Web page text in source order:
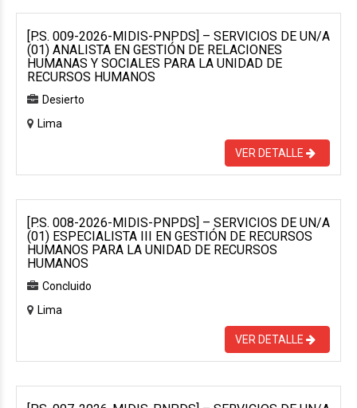
[P.S. 009-2026-MIDIS-PNPDS] – SERVICIOS DE UN/A
(01) ANALISTA EN GESTIÓN DE RELACIONES
HUMANAS Y SOCIALES PARA LA UNIDAD DE
RECURSOS HUMANOS
Desierto
Lima
VER DETALLE
[P.S. 008-2026-MIDIS-PNPDS] – SERVICIOS DE UN/A
(01) ESPECIALISTA III EN GESTIÓN DE RECURSOS
HUMANOS PARA LA UNIDAD DE RECURSOS
HUMANOS
Concluido
Lima
VER DETALLE